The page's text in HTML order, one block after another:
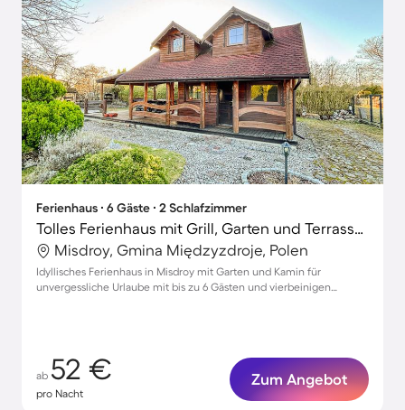
Ferienhaus ∙ 6 Gäste ∙ 2 Schlafzimmer
Tolles Ferienhaus mit Grill, Garten und Terrasse | Haustiere erlaubt
Misdroy, Gmina Międzyzdroje, Polen
Idyllisches Ferienhaus in Misdroy mit Garten und Kamin für
unvergessliche Urlaube mit bis zu 6 Gästen und vierbeinigen
ab 52 €
pro Nacht
Zum Angebot